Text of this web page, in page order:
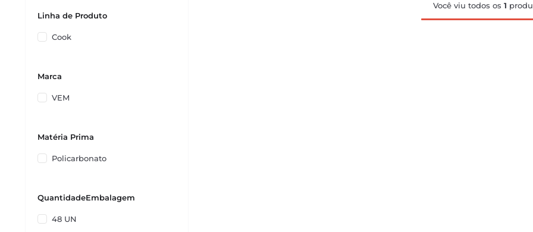
Linha de Produto
Cook
Marca
VEM
Matéria Prima
Policarbonato
QuantidadeEmbalagem
48 UN
Você viu todos os 1